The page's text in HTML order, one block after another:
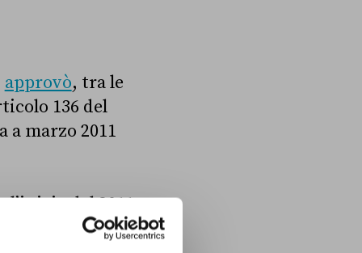
approvò, tra le
136 del
marzo 2011
l’inizio del 2011